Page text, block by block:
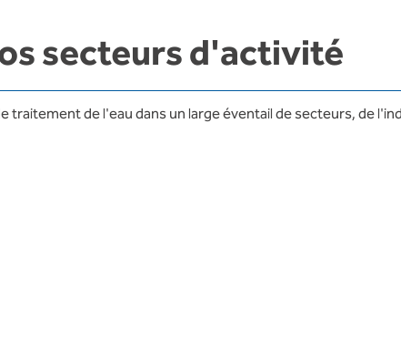
secteurs d'activité
traitement de l'eau dans un large éventail de secteurs, de